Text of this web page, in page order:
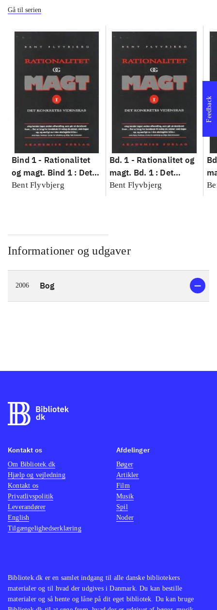
Gå til serien
Bind 1 - Rationalitet
og magt. Bind 1 : Det
konkretes videnskab
Bent Flyvbjerg
Bd. 1 - Rationalitet og
magt. Bd. 1 : Det
konkretes videnskab
Bent Flyvbjerg
Informationer og udgaver
2006 Bog
Feedback
Bibliotek.dk er en samlet indgang til alle danske bibliotekers
materialer og til hvad der udgives i Danmark. Du kan bestille
materialer og så hente og låne på dit eget bibliotek. Du kan bruge
Kontakt os
Om Bibliotek.dk
Hjælp og vejledning
Kontakt os
Privatlivspolitik
Leverandører
English
Tilgængelighedserklæring
Afdelinger
Bøger
Artikler
Film
Musik
Spil
Noder